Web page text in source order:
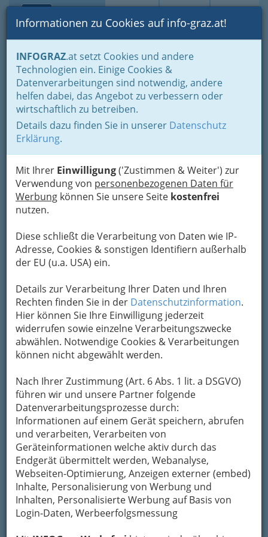
Suche Login Toggle
Informationen zu Cookies auf info-graz.at!
INFOGRAZ.at setzt Cookies und andere
Technologien ein. Einige Cookies &
Datenverarbeitungen sind notwendig, andere
helfen dabei, das Angebot zu verbessern oder
wirtschaftlich zu betreiben.
Details dazu finden Sie in unserer Datenschutz
Erklärung.
Mit Ihrer Einwilligung('Zustimmen & Weiter') zur
Verwendung von personenbezogenen Daten für
Werbung können Sie unsere Seite kostenfrei
nutzen.
Diese schließt die Verarbeitung von Daten wie IP-
Adresse, Cookies & sonstigen Identifiern außerhalb
der EU (u.a. USA) ein.
Details zur Verarbeitung Ihrer Daten und Ihren
Rechten finden Sie in der Datenschutzinformation.
Hier können Sie Ihre Einwilligung jederzeit
widerrufen sowie einzelne Verarbeitungszwecke
abwählen. Notwendige Cookies & Verarbeitungen
können nicht abgewählt werden.
Nach Ihrer Zustimmung (Art. 6 Abs. 1 lit. a DSGVO)
führen wir und unsere Partner folgende
Datenverarbeitungsprozesse durch:
Informationen auf einem Gerät speichern, abrufen
und verarbeiten, Verarbeiten von
Geräteinformationen welche aktiv durch das
Endgerät übermittelt werden, Webanalyse,
Webseiten-Optimierung, Anzeigen externer (embed)
Inhalte, Personalisierung von Werbung und
Inhalten, Personalisierte Werbung auf Basis von
Login-Daten, Werbeerfolgsmessung
Stadtportal Graz,
Steiermark: Tipps, News &
Informationen für
Tourismus, Grazer und
Grazerinnen
Tipps für die Landeshauptstadt
der Steiermark, die Stadt Graz.
Beim Stadtportal finden Sie
Einheimische und den
Tourismus.
Die Steiermark und ihre Hauptstadt: mitten in der
Stadt der große Stadtpark, der Schloßberg und ein
hoher Anteil an Grünflächen. Klick macht’s größer!
Hier sind Sie richtig! Was Sie schon immer über
das Leben und Treiben in der Landeshauptstadt
wissen wollten, imStadtportal Grazfinden Sie
dazuTipps, News und Informationen